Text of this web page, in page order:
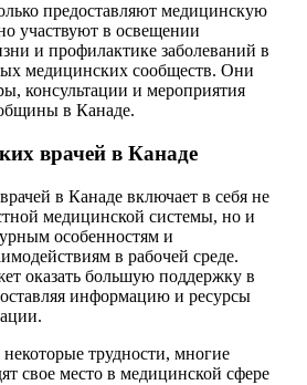
предоставляют медицинскую
участвуют в освещении
и профилактике заболеваний в
медицинских сообществ. Они
консультации и мероприятия
в Канаде.
врачей в Канаде
в Канаде включает в себя не
медицинской системы, но и
особенностям и
в рабочей среде.
оказать большую поддержку в
информацию и ресурсы
трудности, многие
свое место в медицинской сфере